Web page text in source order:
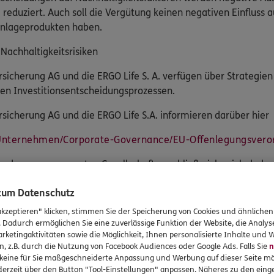
Auch soll die Vergütung keinen negativen Einfluss
haben.
AG und die ERGO Life S. A. verfügen über
Investitionsentscheidungsprozessen.
AG und die ERGO Life S.A. informieren darüber hier
Corporate-Governance/EU-
der zuvor genannten Gesellschaften schließe ich mich
der genannten Unternehmen
Beratung miteinschließe. Dadurch ist gewährleistet,
empfohlen werden, bei denen die dargestellten Strategien
und berücksichtige sie im Rahmen meiner
Nachhaltigkeitsfaktoren
AG und die ERGO Life S. A berücksichtigen
Datenschutz
klicken, stimmen Sie der Speicherung von Cookies und
ermöglichen Sie eine zuverlässige Funktion der Website, die
sowie die Möglichkeit, Ihnen personalisierte Inhalte und
z.B. durch die Nutzung von Facebook Audiences oder Google Ads. Falls Sie
für Sie maßgeschneiderte Anpassung und Werbung auf dieser Seite
über den Button "Tool-Einstellungen" anpassen. Näheres zu den